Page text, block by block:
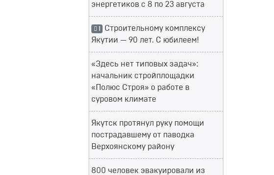
энергетиков с 8 по 23 августа
1 Строительному комплексу
Якутии — 90 лет. С юбилеем!
«Здесь нет типовых задач»:
начальник стройплощадки
«Полюс Строя» о работе в
суровом климате
Якутск протянул руку помощи
пострадавшему от паводка
Верхоянскому району
800 человек эвакуировали из